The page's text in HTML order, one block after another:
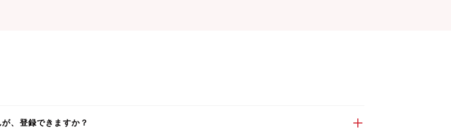
、登録できますか？